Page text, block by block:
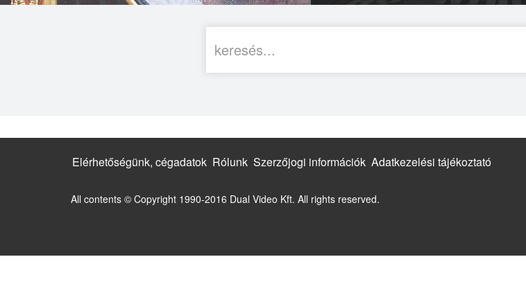
Elérhetőségünk, cégadatok Rólunk Szerzőjogi információk Adatkezelési tájékoztató
All contents © Copyright 1990-2016 Dual Video Kft. All rights reserved.